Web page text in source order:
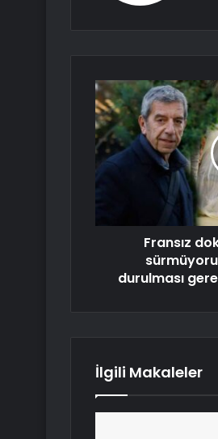
Fransız
durulması
İlgili Makaleler